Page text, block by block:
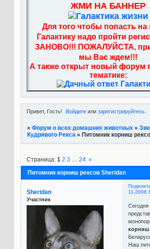
ЖМИ НА БАННЕР
Для того чтобы попасть
Галактику надо пройти
ЗАНОВО!!! ПОЖАЛУЙСТА,
мы Вас ждем!!!
А также открыт новый форум
тематике:
Привет, Гость! Войдите илизарегистрируйтесь
» Форум о всех домашних животных »
Кудрявого Рекса » Питомник корниш
Питомник корниш рексов Sheridan
Страница: 1 2 3 … 24 »
11-2008
Sheridan
Участник
Сегодня
корниш
Наш